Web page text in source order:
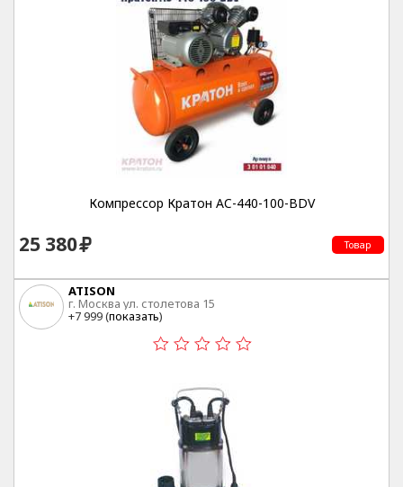
Компрессор Кратон AC-440-100-BDV
25 380 Товар
ATISON
г. Москва ул. столетова 15
+7 999 (показать)